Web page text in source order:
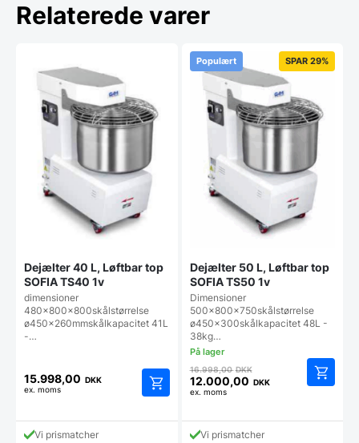
Relaterede varer
Dejælter 40 L, Løftbar top
SOFIA TS40 1v
dimensioner
480x800x800skålstørrelse
ø450x260mmskålkapacitet 41L
-…
15.998,00 DKK
ex. moms
Vi prismatcher
Populært SPAR 29%
Dejælter 50 L, Løftbar top
SOFIA TS50 1v
Dimensioner
500x800x750skålstørrelse
ø450x300skålkapacitet 48L -
38kg…
16.998,00DKKDen
oprindelige
16.998,00 DKK.
12.000,00 DKK
Den
pris
er:
ex. moms
Vi prismatcher